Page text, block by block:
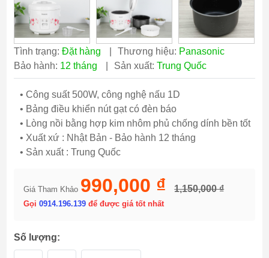
Tình trạng:Đặt hàng Thương hiệu: Panasonic
Bảo hành: 12 tháng Sản xuất:Trung Quốc
• Công suất 500W, công nghệ nấu 1D
• Bảng điều khiển nút gạt có đèn báo
• Lòng nồi bằng hợp kim nhôm phủ chống dính bền tốt
• Xuất xứ : Nhật Bản - Bảo hành 12 tháng
• Sản xuất : Trung Quốc
Giá Tham Khảo 990,000 ₫ 1,150,000 ₫
Gọi0914.196.139để được giá tốt nhất
Số lượng: